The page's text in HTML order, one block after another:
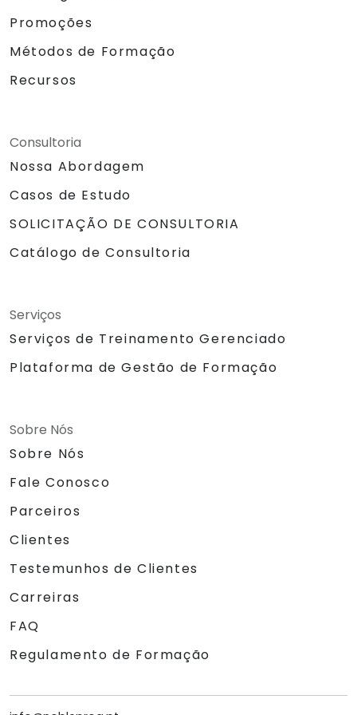
Promoções
Métodos de Formação
Recursos
Consultoria
Nossa Abordagem
Casos de Estudo
SOLICITAÇÃO DE CONSULTORIA
Catálogo de Consultoria
Serviços
Serviços de Treinamento Gerenciado
Plataforma de Gestão de Formação
Sobre Nós
Sobre Nós
Fale Conosco
Parceiros
Clientes
Testemunhos de Clientes
Carreiras
FAQ
Regulamento de Formação